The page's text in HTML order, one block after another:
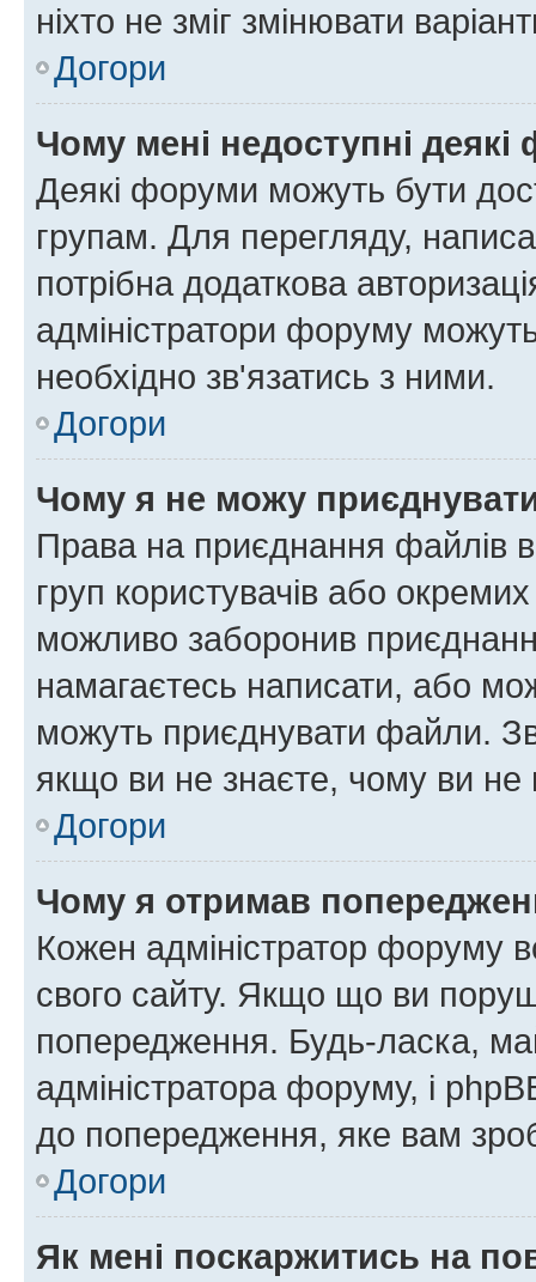
ніхто не зміг змінювати
Догори
Чому мені недоступні
Деякі форуми можуть бути
групам. Для перегляду,
потрібна додаткова
адміністратори форуму
необхідно зв'язатись з ними.
Догори
Чому я не можу
Права на приєднання файлів
груп користувачів або
можливо заборонив
намагаєтесь написати, або
можуть приєднувати файли.
якщо ви не знаєте, чому ви
Догори
Чому я отримав
Кожен адміністратор форуму
свого сайту. Якщо що ви
попередження. Будь-ласка,
адміністратора форуму, і
до попередження, яке вам
Догори
Як мені поскаржитись на